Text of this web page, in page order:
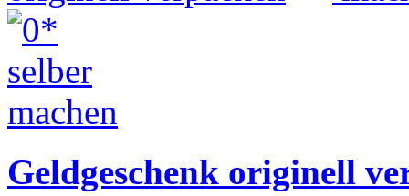
Geldgeschenk originell